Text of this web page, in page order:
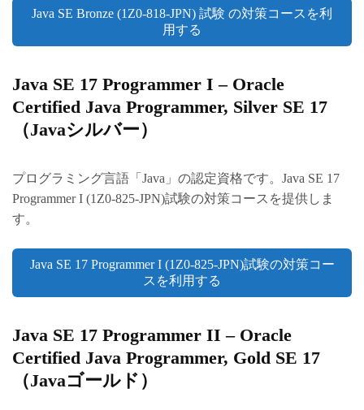
Java SE Bronze (1Z0-818-JPN) 試験 の対策コースを利
用する
Java SE 17 Programmer I – Oracle
Certified Java Programmer, Silver SE 17
（Javaシルバー）
プログラミング言語「Java」の認定資格です。Java SE 17
Programmer I (1Z0-825-JPN)試験の対策コースを提供しま
す。
Java SE 17 Programmer I (1Z0-825-JPN)試験の対策コー
スを利用する
Java SE 17 Programmer II – Oracle
Certified Java Programmer, Gold SE 17
（Javaゴールド）